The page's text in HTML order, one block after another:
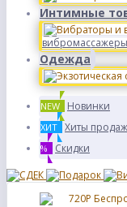
Интимные
вибромассажеры
Одежда
NEW Новинки
ХИТ Хиты продаж
% Скидки